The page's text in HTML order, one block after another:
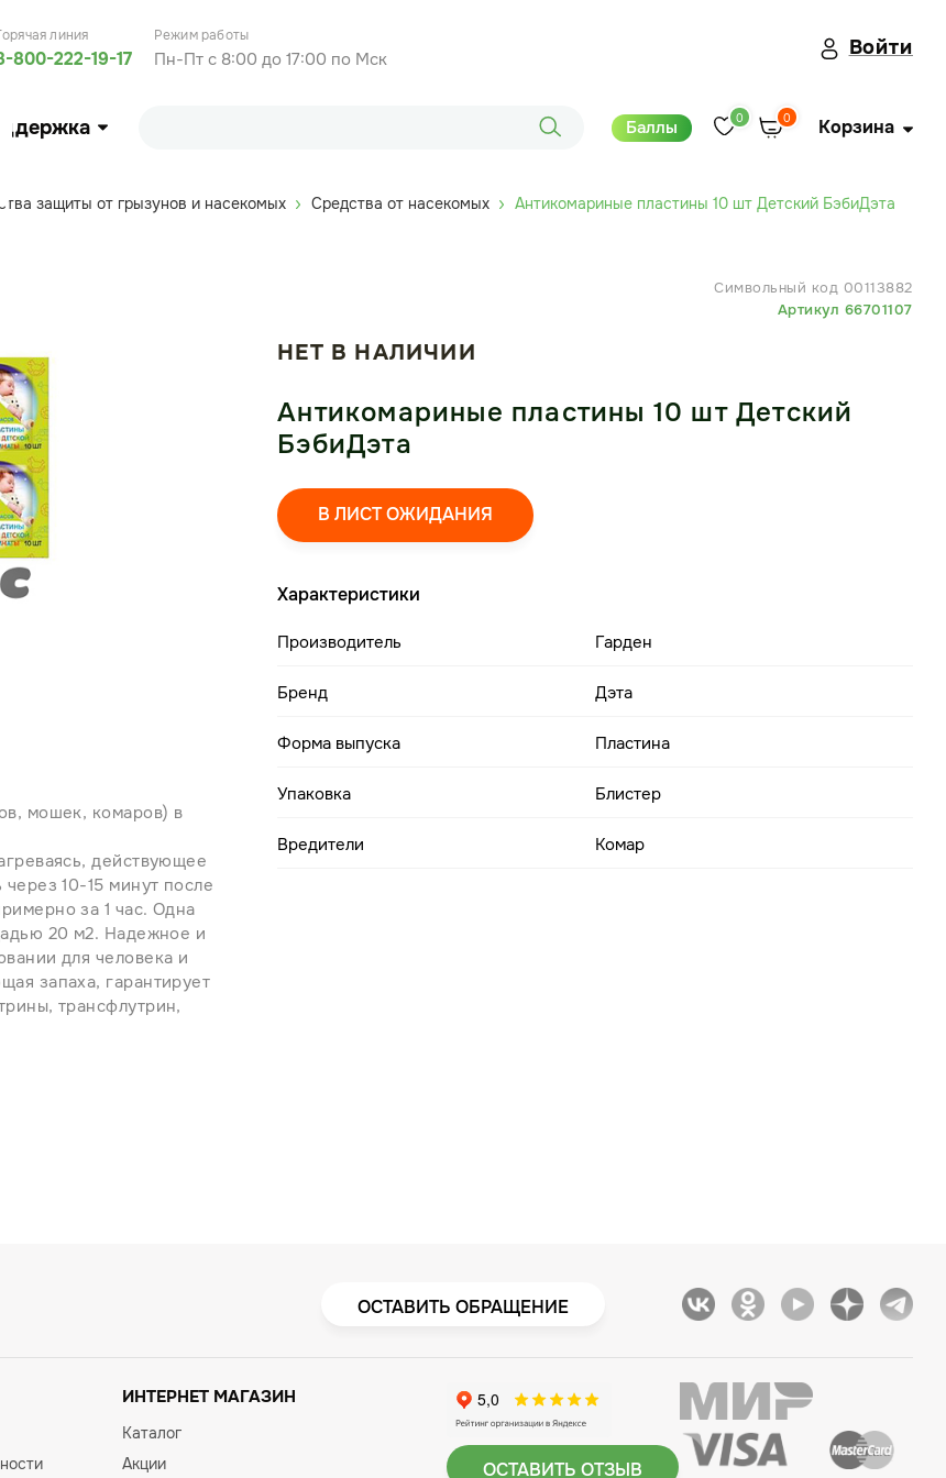
линия
800-222-19-17
Режим работы
Пн-Пт с 8:00 до 17:00 по Мск
Войти
Баллы 0 0 Корзина
защиты от грызунов и насекомых Средства от насекомых Антикомариные пластины 10 шт Детский БэбиДэта
мошек, комаров) в
действующее
10-15 минут после
за 1 час. Одна
20 м2. Надежное и
для человека и
запаха, гарантирует
трансфлутрин,
Символьный код 00113882
Артикул 66701107
НЕТ В НАЛИЧИИ
Антикомариные пластины 10 шт Детский
БэбиДэта
В ЛИСТ ОЖИДАНИЯ
Характеристики
Производитель Гарден
Бренд Дэта
Форма выпуска Пластина
Упаковка Блистер
Вредители Комар
ОСТАВИТЬ ОБРАЩЕНИЕ
ИНТЕРНЕТ МАГАЗИН
Каталог
Акции
ОСТАВИТЬ ОТЗЫВ